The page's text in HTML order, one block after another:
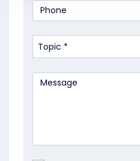
Topic *